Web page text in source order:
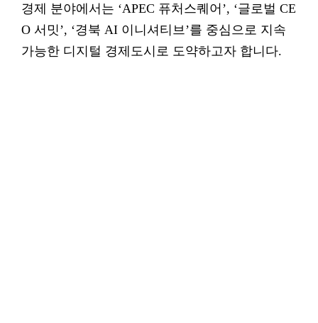
경제 분야에서는 ‘APEC 퓨처스퀘어’, ‘글로벌 CE
O 서밋’, ‘경북 AI 이니셔티브’를 중심으로 지속
가능한 디지털 경제도시로 도약하고자 합니다.